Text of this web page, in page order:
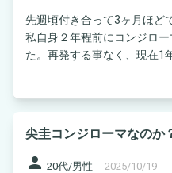
先週頃付き合って3ヶ月ほど
私自身２年程前にコンジロ
た。再発する事なく、現在1
尖圭コンジローマなのか
person 20代/男性 - 2025/10/19